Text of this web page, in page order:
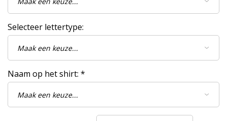
Selecteer lettertype:
Naam op het shirt: *